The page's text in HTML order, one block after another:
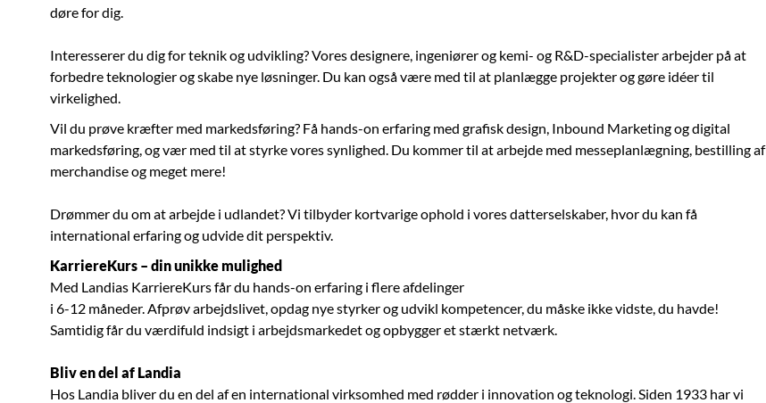
døre for dig.
Interesserer du dig for teknik og udvikling? Vores designere, ingeniører og kemi- og R&D-specialister arbejder på at
forbedre teknologier og skabe nye løsninger. Du kan også være med til at planlægge projekter og gøre idéer til
virkelighed.
Vil du prøve kræfter med markedsføring? Få hands-on erfaring med grafisk design, Inbound Marketing og digital
markedsføring, og vær med til at styrke vores synlighed. Du kommer til at arbejde med messeplanlægning, bestilling af
merchandise og meget mere!
Drømmer du om at arbejde i udlandet? Vi tilbyder kortvarige ophold i vores datterselskaber, hvor du kan få
international erfaring og udvide dit perspektiv.
KarriereKurs – din unikke mulighed
Med Landias KarriereKurs får du hands-on erfaring i flere afdelinger
i 6-12 måneder. Afprøv arbejdslivet, opdag nye styrker og udvikl kompetencer, du måske ikke vidste, du havde!
Samtidig får du værdifuld indsigt i arbejdsmarkedet og opbygger et stærkt netværk.
Bliv en del af Landia
Hos Landia bliver du en del af en international virksomhed med rødder i innovation og teknologi. Siden 1933 har vi